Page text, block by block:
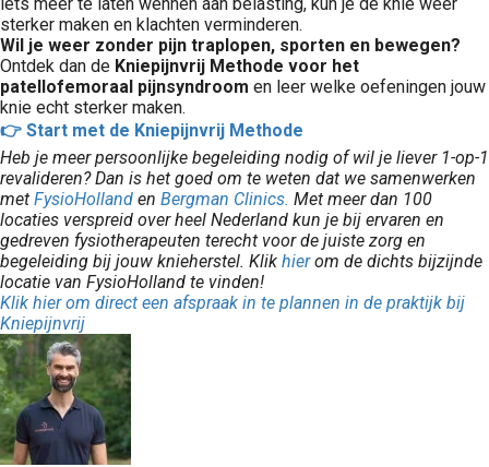
sterker maken en klachten verminderen.
Wil je weer zonder pijn traplopen, sporten en bewegen?
Ontdek dan de Kniepijnvrij Methode voor het
patellofemoraal pijnsyndroom en leer welke oefeningen jouw
knie echt sterker maken.
👉 Start met de Kniepijnvrij Methode
Heb je meer persoonlijke begeleiding nodig of wil je liever 1-op-1
revalideren? Dan is het goed om te weten dat we samenwerken
met FysioHolland en Bergman Clinics. Met meer dan 100
locaties verspreid over heel Nederland kun je bij ervaren en
gedreven fysiotherapeuten terecht voor de juiste zorg en
begeleiding bij jouw knieherstel. Klik hierom de dichts bijzijnde
locatie van FysioHolland te vinden!
Klik hier om direct een afspraak in te plannen in de praktijk bij
Kniepijnvrij